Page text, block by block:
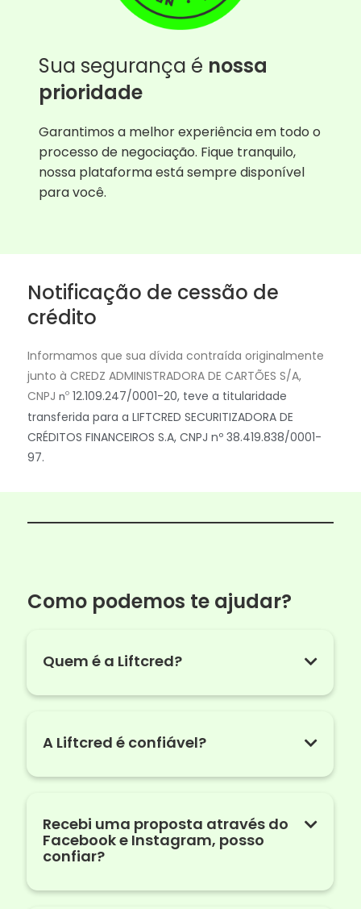
Sua segurança é nossa
prioridade
Garantimos a melhor experiência em todo o
processo de negociação. Fique tranquilo,
nossa plataforma está sempre disponível
para você.
Notificação de cessão de
crédito
Informamos que sua dívida contraída originalmente
junto à CREDZ ADMINISTRADORA DE CARTÕES S/A,
CNPJ nº 12.109.247/0001-20, teve a titularidade
transferida para a LIFTCRED SECURITIZADORA DE
CRÉDITOS FINANCEIROS S.A, CNPJ nº 38.419.838/0001-
97.
Como podemos te ajudar?
Quem é a Liftcred?
A Liftcred é confiável?
Recebi uma proposta através do
Facebook e Instagram, posso
confiar?